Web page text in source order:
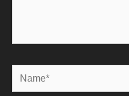
Name*